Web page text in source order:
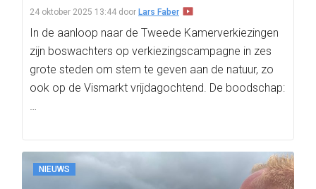
24 oktober 2025 13:44 door Lars Faber
In de aanloop naar de Tweede Kamerverkiezingen
zijn boswachters op verkiezingscampagne in zes
grote steden om stem te geven aan de natuur, zo
ook op de Vismarkt vrijdagochtend. De boodschap:
…
NIEUWS